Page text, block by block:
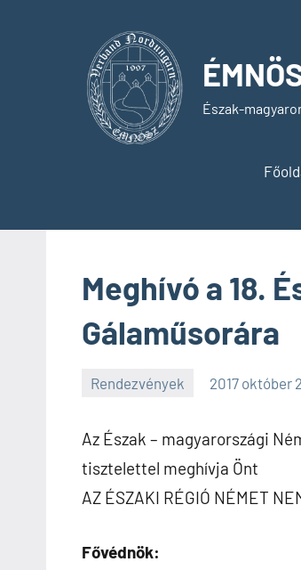
Észak-
Meghívó a 18.
Gálaműsorára
Rendezvények 2017 október
Az Észak – magyarországi
tisztelettel meghívja Önt
AZ ÉSZAKI RÉGIÓ NÉMET
Fővédnök: